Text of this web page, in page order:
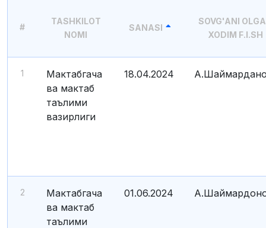
#
TASHKILOT
NOMI
SANASI
SOVG'ANI
XODIM F.I.SH
1
Мактабгача
ва мактаб
таълими
вазирлиги
18.04.2024
2
Мактабгача
ва мактаб
таълими
01.06.2024